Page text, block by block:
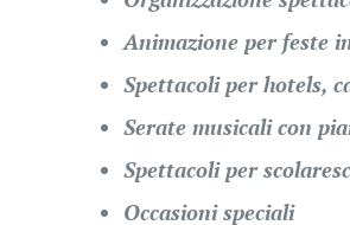
Animazione per feste
Spettacoli per hotels,
Serate musicali con
Spettacoli per
Occasioni speciali